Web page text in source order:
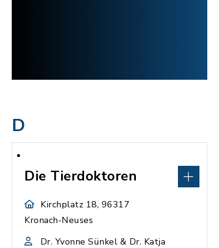
D
Die Tierdoktoren
Kirchplatz 18, 96317
Kronach-Neuses
Dr. Yvonne Sünkel & Dr. Katja